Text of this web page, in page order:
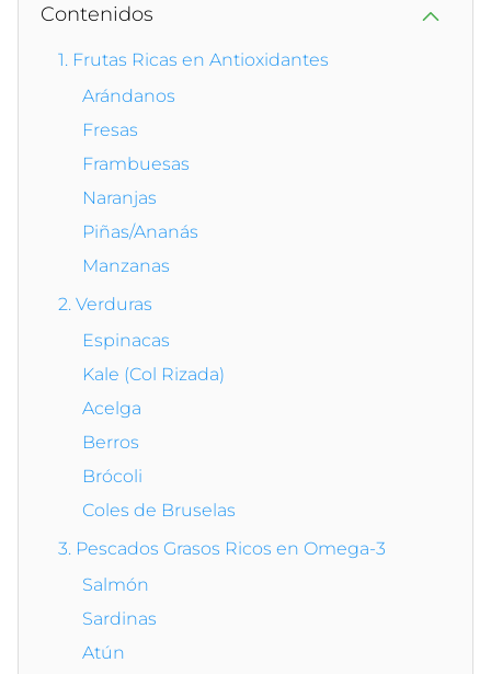
Contenidos
1. Frutas Ricas en Antioxidantes
Arándanos
Fresas
Frambuesas
Naranjas
Piñas/Ananás
Manzanas
2. Verduras
Espinacas
Kale (Col Rizada)
Acelga
Berros
Brócoli
Coles de Bruselas
3. Pescados Grasos Ricos en Omega-3
Salmón
Sardinas
Atún